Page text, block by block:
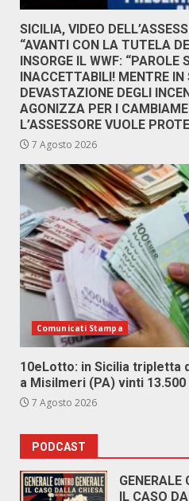
SICILIA, VIDEO
“AVANTI CON LA TUTELA
INSORGE IL WWF: “PAROLE
INACCETTABILI! MENTRE
DEVASTAZIONE DEGLI
AGONIZZA PER I
L’ASSESSORE VUOLE
7 Agosto 2026
Comunicati Stampa
10eLotto: in Sicilia tripletta
a Misilmeri (PA) vinti
7 Agosto 2026
PODCAST
GENERALE
IL CASO